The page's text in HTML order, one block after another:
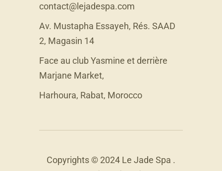
contact@lejadespa.com
Av. Mustapha Essayeh, Rés. SAAD
2, Magasin 14
Face au club Yasmine et derrière
Marjane Market,
Harhoura, Rabat, Morocco
Copyrights © 2024 Le Jade Spa .